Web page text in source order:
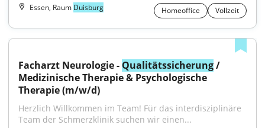
Essen, Raum Duisburg Homeoffice Vollzeit
Facharzt Neurologie - Qualitätssicherung /
Medizinische Therapie & Psychologische
Therapie (m/w/d)
Herzlich Willkommen im Team! Für das interdisziplinäre
Team der Schmerzklinik suchen wir einen...